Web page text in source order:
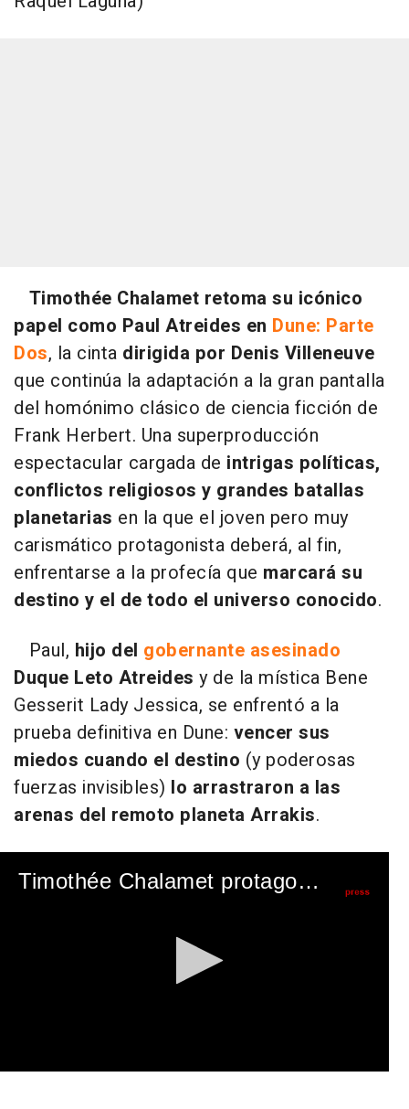
Timothée Chalamet retoma su icónico
papel como Paul Atreides en Dune: Parte
Dos, la cinta dirigida por Denis Villeneuve
que continúa la adaptación a la gran pantalla
del homónimo clásico de ciencia ficción de
Frank Herbert. Una superproducción
espectacular cargada de intrigas políticas,
conflictos religiosos y grandes batallas
planetarias en la que el joven pero muy
carismático protagonista deberá, al fin,
enfrentarse a la profecía que marcará su
destino y el de todo el universo conocido.
Paul, hijo del gobernante asesinado
Duque Leto Atreides y de la mística Bene
Gesserit Lady Jessica, se enfrentó a la
prueba definitiva en Dune: vencer sus
miedos cuando el destino (y poderosas
fuerzas invisibles) lo arrastraron a las
arenas del remoto planeta Arrakis.
Timothée Chalamet protagoniza Dune